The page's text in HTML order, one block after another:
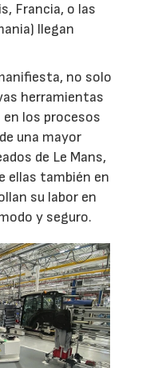
Francia, o las
llegan
no solo
herramientas
los procesos
una mayor
de Le Mans,
ellas también en
su labor en
y seguro.